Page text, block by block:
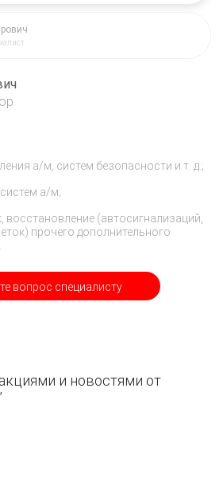
вопрос специалисту
а/м, систем безопасности и т. д.;
а/м;
(автосигнализаций,
прочего дополнительного
и новостями от